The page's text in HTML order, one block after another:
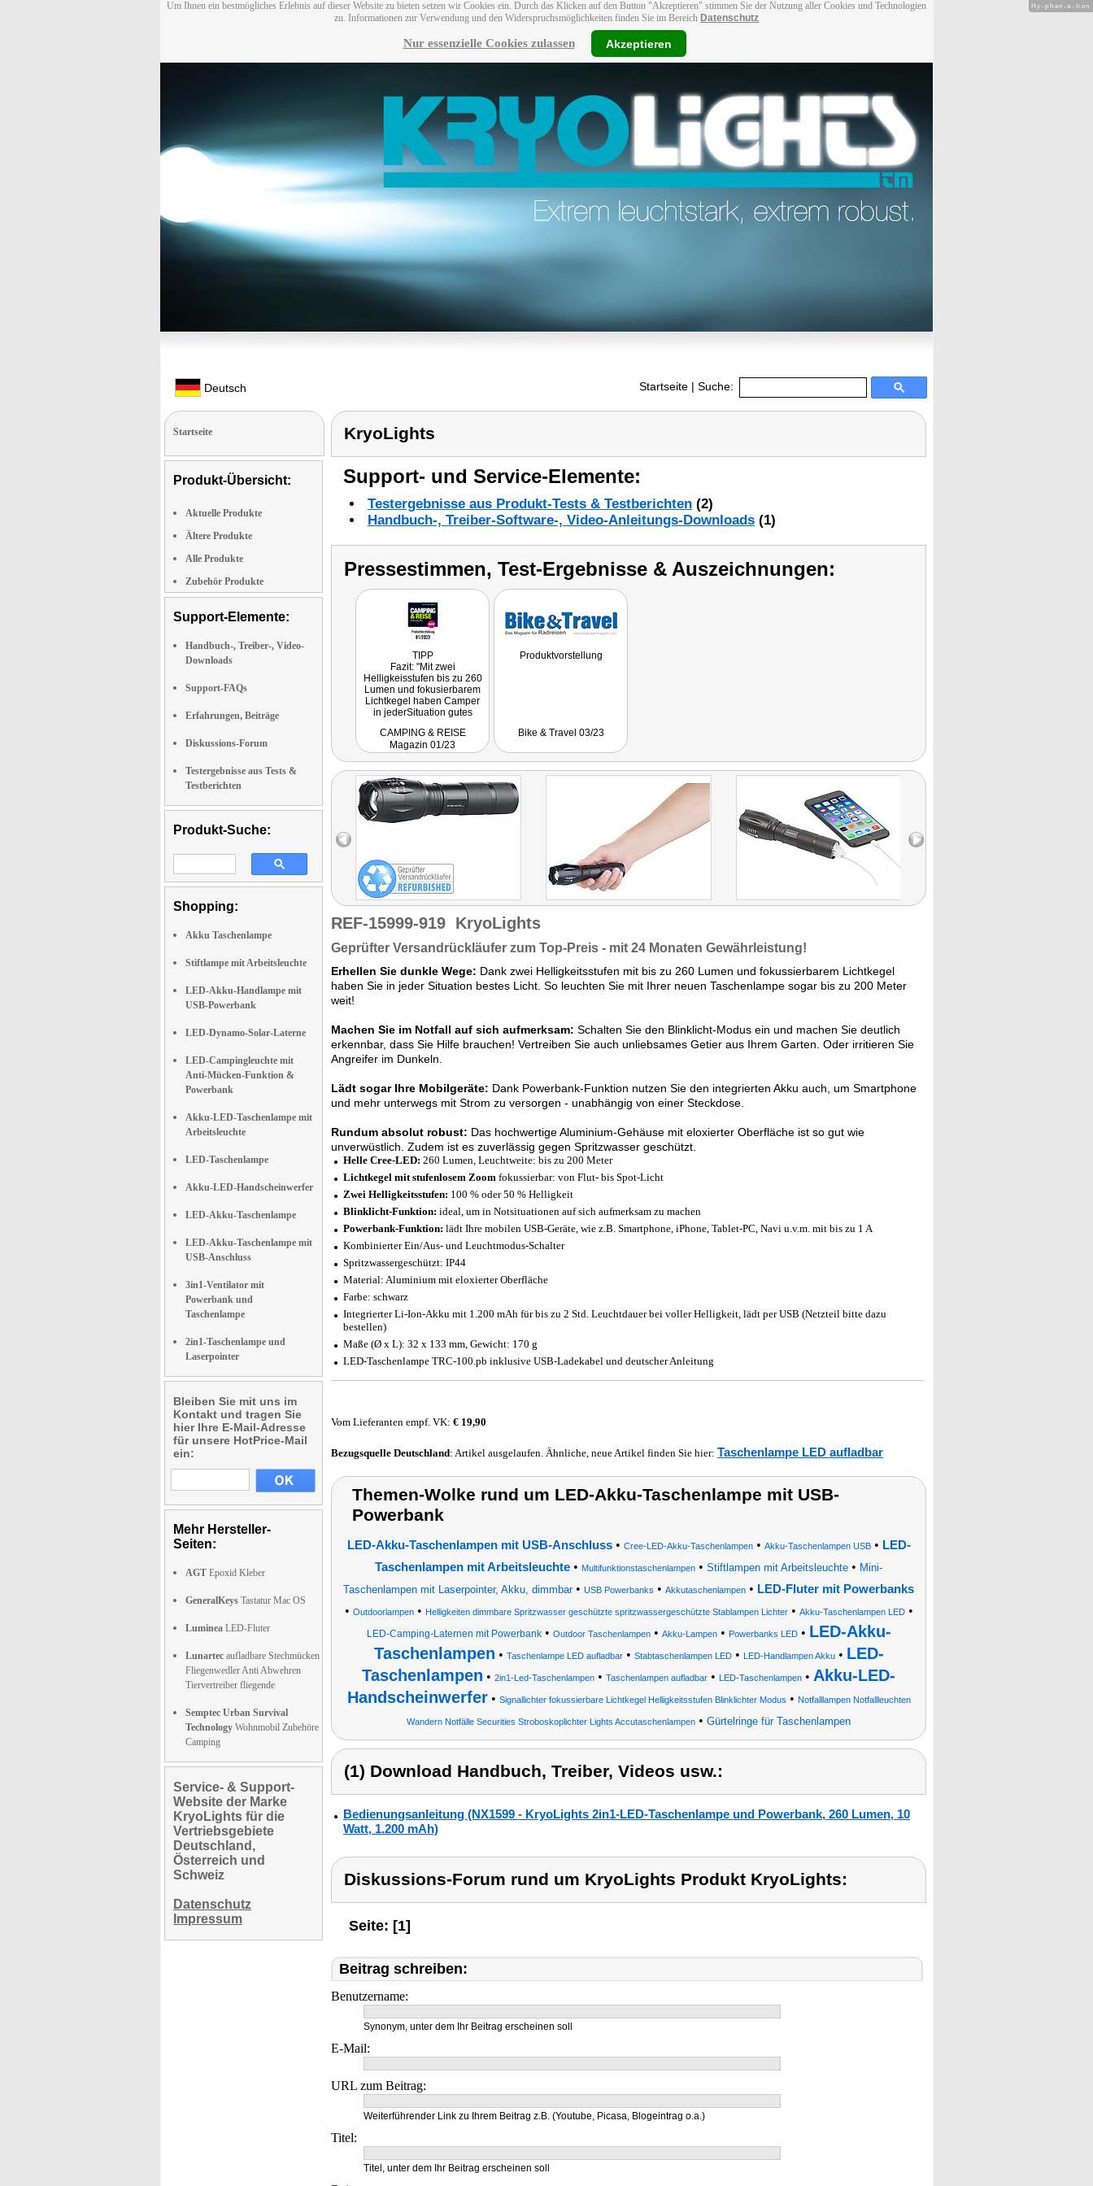
Um Ihnen ein bestmögliches Erlebnis auf dieser Website zu bieten setzen wir Cookies ein. Durch das Klicken auf den Button "Akzeptieren" stimmen Sie der Nutzung aller Cookies und Technologien
zu. Informationen zur Verwendung und den Widerspruchsmöglichkeiten finden Sie im Bereich Datenschutz
Nur essenzielle Cookies zulassen Akzeptieren
Deutsch Startseite | Suche:
Startseite
Produkt-Übersicht:
Aktuelle Produkte
Ältere Produkte
Alle Produkte
Zubehör Produkte
Support-Elemente:
Handbuch-, Treiber-, Video-
Downloads
Support-FAQs
Erfahrungen, Beiträge
Diskussions-Forum
Testergebnisse aus Tests &
Testberichten
Produkt-Suche:
Shopping:
Akku Taschenlampe
Stiftlampe mit Arbeitsleuchte
LED-Akku-Handlampe mit
USB-Powerbank
LED-Dynamo-Solar-Laterne
LED-Campingleuchte mit
Anti-Mücken-Funktion &
Powerbank
Akku-LED-Taschenlampe mit
Arbeitsleuchte
LED-Taschenlampe
Akku-LED-Handscheinwerfer
LED-Akku-Taschenlampe
LED-Akku-Taschenlampe mit
USB-Anschluss
3in1-Ventilator mit
Powerbank und
Taschenlampe
2in1-Taschenlampe und
Laserpointer
Bleiben Sie mit uns im
Kontakt und tragen Sie
hier Ihre E-Mail-Adresse
für unsere HotPrice-Mail
ein:
Mehr Hersteller-
Seiten:
AGT Epoxid Kleber
GeneralKeys Tastatur Mac OS
Luminea LED-Fluter
Lunartec aufladbare Stechmücken
Fliegenwedler Anti Abwehren
Tiervertreiber fliegende
Semptec Urban Survival
Technology Wohnmobil Zubehöre
Camping
Service- & Support-
Website der Marke
KryoLights für die
Vertriebsgebiete
Deutschland,
Österreich und
Schweiz
Datenschutz
Impressum
KryoLights
Support- und Service-Elemente:
Testergebnisse aus Produkt-Tests & Testberichten (2)
Handbuch-, Treiber-Software-, Video-Anleitungs-Downloads (1)
Pressestimmen, Test-Ergebnisse & Auszeichnungen:
TIPP
Fazit: "Mit zwei
Helligkeisstufen bis zu 260
Lumen und fokusierbarem
Lichtkegel haben Camper
in jederSituation gutes
ist auch als Powerbank
nutzbar: Mit dem
unterwegs das Smartphone
lagen."
CAMPING & REISE
Magazin 01/23
Produktvorstellung
Bike & Travel 03/23
REF-15999-919 KryoLights
Geprüfter Versandrückläufer zum Top-Preis - mit 24 Monaten Gewährleistung!
Erhellen Sie dunkle Wege: Dank zwei Helligkeitsstufen mit bis zu 260 Lumen und fokussierbarem Lichtkegel
haben Sie in jeder Situation bestes Licht. So leuchten Sie mit Ihrer neuen Taschenlampe sogar bis zu 200 Meter
weit!
Machen Sie im Notfall auf sich aufmerksam: Schalten Sie den Blinklicht-Modus ein und machen Sie deutlich
erkennbar, dass Sie Hilfe brauchen! Vertreiben Sie auch unliebsames Getier aus Ihrem Garten. Oder irritieren Sie
Angreifer im Dunkeln.
Lädt sogar Ihre Mobilgeräte: Dank Powerbank-Funktion nutzen Sie den integrierten Akku auch, um Smartphone
und mehr unterwegs mit Strom zu versorgen - unabhängig von einer Steckdose.
Rundum absolut robust: Das hochwertige Aluminium-Gehäuse mit eloxierter Oberfläche ist so gut wie
unverwüstlich. Zudem ist es zuverlässig gegen Spritzwasser geschützt.
Helle Cree-LED: 260 Lumen, Leuchtweite: bis zu 200 Meter
Lichtkegel mit stufenlosem Zoom fokussierbar: von Flut- bis Spot-Licht
Zwei Helligkeitsstufen: 100 % oder 50 % Helligkeit
Blinklicht-Funktion: ideal, um in Notsituationen auf sich aufmerksam zu machen
Powerbank-Funktion: lädt Ihre mobilen USB-Geräte, wie z.B. Smartphone, iPhone, Tablet-PC, Navi u.v.m. mit bis zu 1 A
Kombinierter Ein/Aus- und Leuchtmodus-Schalter
Spritzwassergeschützt: IP44
Material: Aluminium mit eloxierter Oberfläche
Farbe: schwarz
Integrierter Li-Ion-Akku mit 1.200 mAh für bis zu 2 Std. Leuchtdauer bei voller Helligkeit, lädt per USB (Netzteil bitte dazu
bestellen)
Maße (Ø x L): 32 x 133 mm, Gewicht: 170 g
LED-Taschenlampe TRC-100.pb inklusive USB-Ladekabel und deutscher Anleitung
Vom Lieferanten empf. VK: € 19,90
Bezugsquelle Deutschland: Artikel ausgelaufen. Ähnliche, neue Artikel finden Sie hier: Taschenlampe LED aufladbar
Themen-Wolke rund um LED-Akku-Taschenlampe mit USB-
Powerbank
LED-Akku-Taschenlampen mit USB-Anschluss• Cree-LED-Akku-Taschenlampen• Akku-Taschenlampen USB• LED-
Taschenlampen mit Arbeitsleuchte • Multifunktionstaschenlampen • Stiftlampen mit Arbeitsleuchte • Mini-
Taschenlampen mit Laserpointer, Akku, dimmbar• USB Powerbanks • Akkutaschenlampen • LED-Fluter mit Powerbanks
• Outdoorlampen• Helligkeiten dimmbare Spritzwasser geschützte spritzwassergeschützte Stablampen Lichter• Akku-Taschenlampen LED•
LED-Camping-Laternen mit Powerbank• Outdoor Taschenlampen• Akku-Lampen• Powerbanks LED• LED-Akku-
Taschenlampen • Taschenlampe LED aufladbar• Stabtaschenlampen LED• LED-Handlampen Akku• LED-
Taschenlampen • 2in1-Led-Taschenlampen • Taschenlampen aufladbar • LED-Taschenlampen • Akku-LED-
Handscheinwerfer• Signallichter fokussierbare Lichtkegel Helligkeitsstufen Blinklichter Modus • Notfalllampen Notfallleuchten
Wandern Notfälle Securities Stroboskoplichter Lights Accutaschenlampen • Gürtelringe für Taschenlampen
(1) Download Handbuch, Treiber, Videos usw.:
Bedienungsanleitung (NX1599 - KryoLights 2in1-LED-Taschenlampe und Powerbank, 260 Lumen, 10
Watt, 1.200 mAh)
Diskussions-Forum rund um KryoLights Produkt KryoLights:
Seite: [1]
Beitrag schreiben:
Benutzername:
Synonym, unter dem Ihr Beitrag erscheinen soll
E-Mail:
URL zum Beitrag:
Weiterführender Link zu Ihrem Beitrag z.B. (Youtube, Picasa, Blogeintrag o.a.)
Titel:
Titel, unter dem Ihr Beitrag erscheinen soll
Hy-phen-a-tion